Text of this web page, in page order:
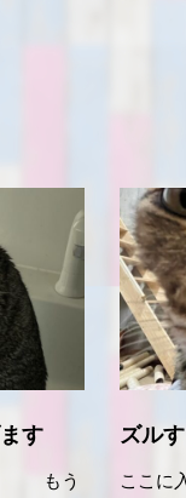
す
。 もう
ズル
ここに